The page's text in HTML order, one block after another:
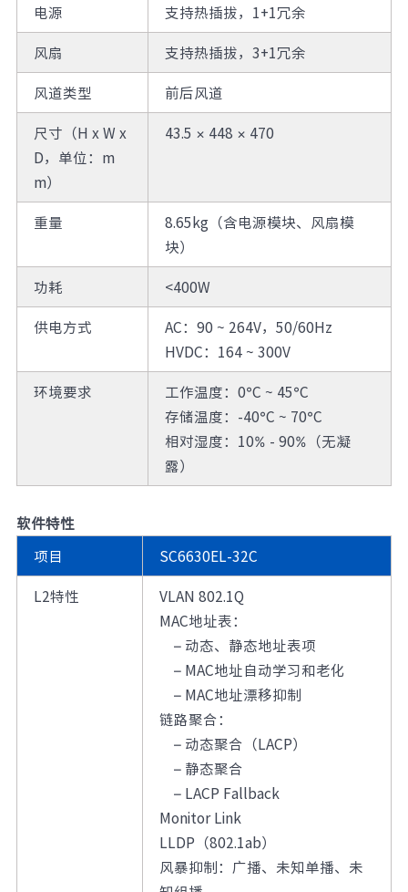
电源
支持热插拔，1+1冗余
风扇
支持热插拔，3+1冗余
风道类型
前后风道
尺寸（H x W x
D，单位：m
m）
43.5 × 448 × 470
重量
8.65kg（含电源模块、风扇模
块）
功耗
<400W
供电方式
AC：90 ~ 264V，50/60Hz
HVDC：164 ~ 300V
环境要求
工作温度：0°C ~ 45°C
存储温度：-40°C ~ 70°C
相对湿度：10% - 90%（无凝
露）
软件特性
项目
SC6630EL-32C
L2特性
VLAN 802.1Q
MAC地址表：
– 动态、静态地址表项
– MAC地址自动学习和老化
– MAC地址漂移抑制
链路聚合：
– 动态聚合（LACP）
– 静态聚合
– LACP Fallback
Monitor Link
LLDP（802.1ab）
风暴抑制：广播、未知单播、未